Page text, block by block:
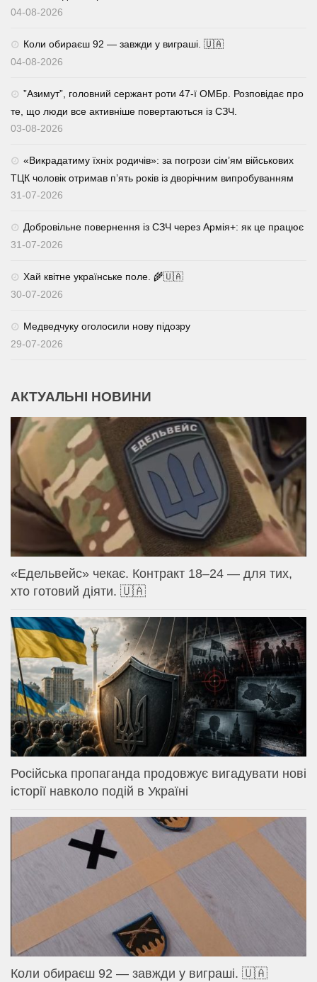
04-08-2026
Коли обираєш 92 — завжди у виграші. 🇺🇦
04-08-2026
⁨”Азимут”, головний сержант роти 47-ї ОМБр. Розповідає про
те, що люди все активніше повертаються із СЗЧ.
03-08-2026
«Викрадатиму їхніх родичів»: за погрози сім’ям військових
ТЦК чоловік отримав п’ять років із дворічним випробуванням
31-07-2026
Добровільне повернення із СЗЧ через Армія+: як це працює
31-07-2026
Хай квітне українське поле. 🌾🇺🇦
30-07-2026
Медведчуку оголосили нову підозру
29-07-2026
АКТУАЛЬНІ НОВИНИ
«Едельвейс» чекає. Контракт 18–24 — для тих,
хто готовий діяти. 🇺🇦
Російська пропаганда продовжує вигадувати нові
історії навколо подій в Україні
Коли обираєш 92 — завжди у виграші. 🇺🇦